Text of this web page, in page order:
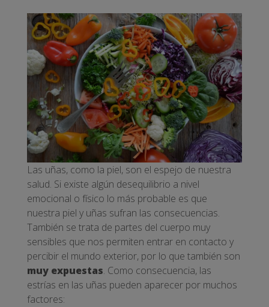
Las uñas, como la piel, son el espejo de nuestra
salud. Si existe algún desequilibrio a nivel
emocional o físico lo más probable es que
nuestra piel y uñas sufran las consecuencias.
También se trata de partes del cuerpo muy
sensibles que nos permiten entrar en contacto y
percibir el mundo exterior, por lo que también son
muy expuestas. Como consecuencia, las
estrías en las uñas pueden aparecer por muchos
factores: